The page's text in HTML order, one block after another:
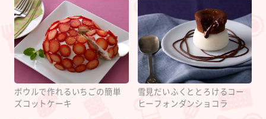
ボウルで作れるいちごの簡単
ズコットケーキ
雪見だいふくととろけるコー
ヒーフォンダンショコラ